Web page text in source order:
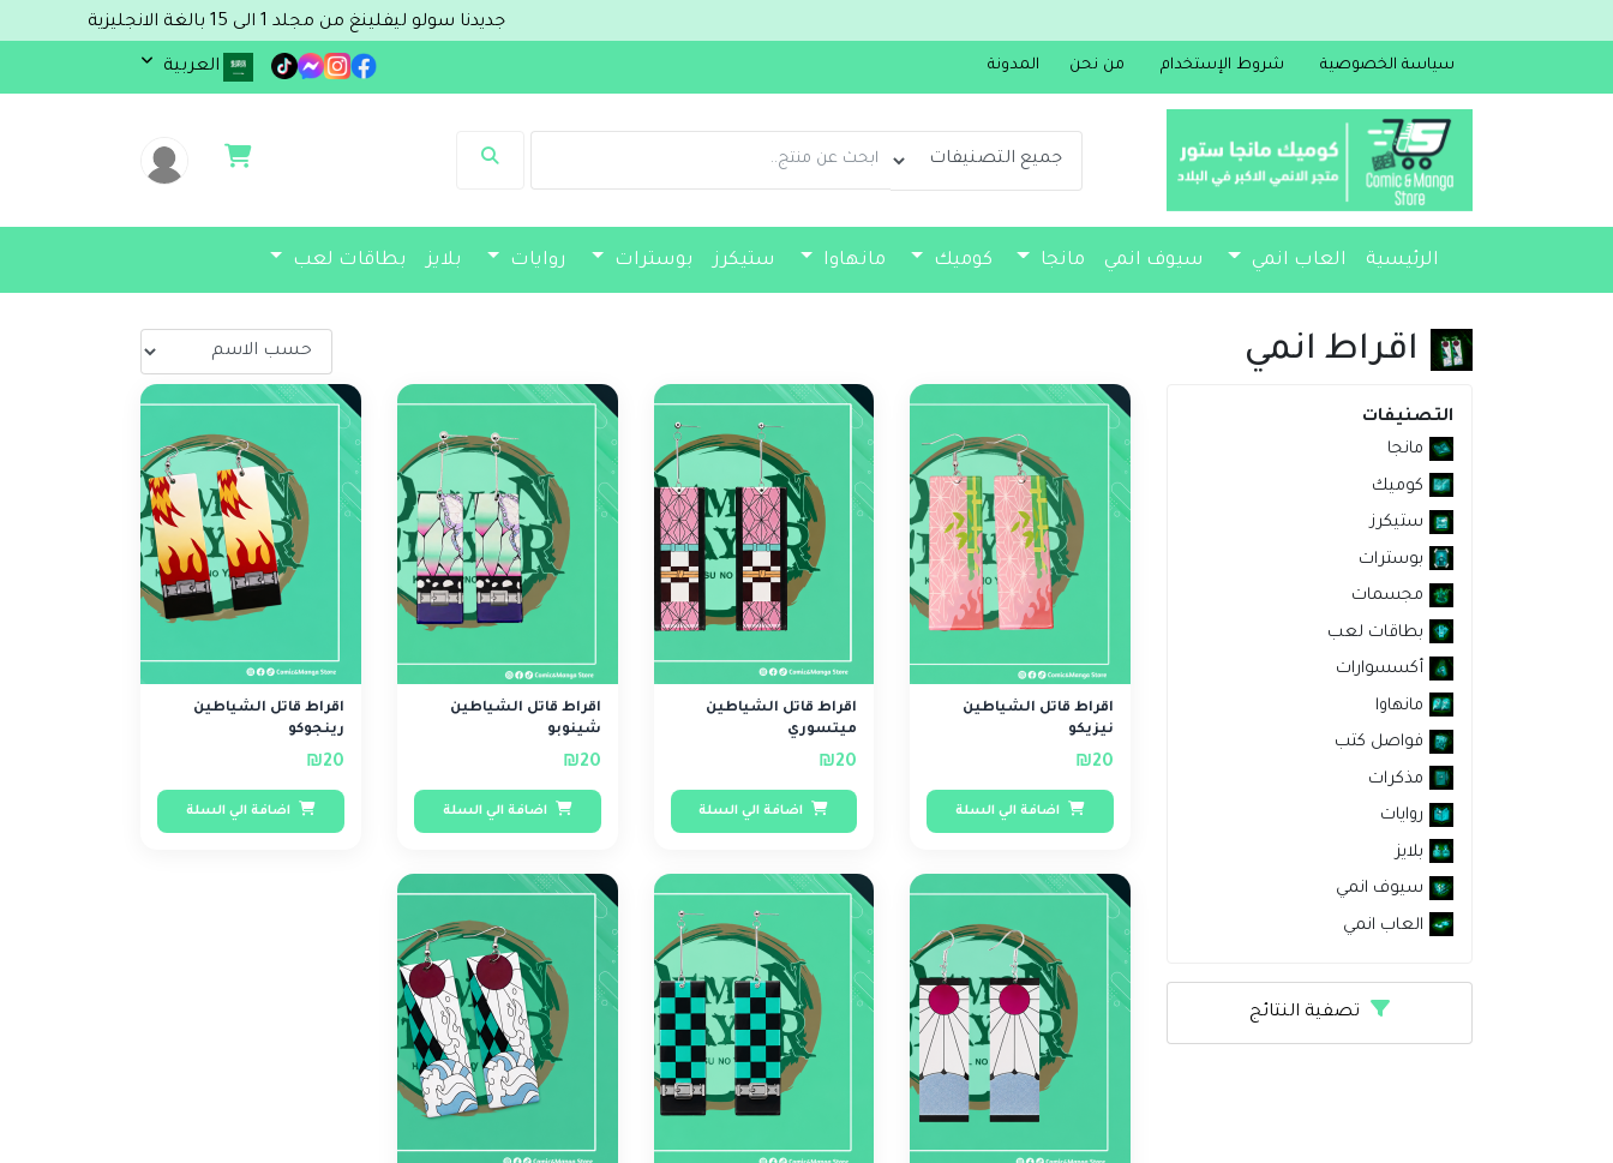
جديدنا سولو ليفلينغ من مجلد 1 الى 15 بالغة الانجليزية
سياسة الخصوصية شروط الإستخدام من نحن المدونة العربية
الرئيسية العاب انمي سيوف انمي مانجا كوميك مانهاوا ستيكرز بوسترات روايات بلايز بطاقات لعب
اقراط انمي
التصنيفات
مانجا
كوميك
ستيكرز
بوسترات
مجسمات
بطاقات لعب
أكسسوارات
مانهاوا
فواصل كتب
مذكرات
روايات
بلايز
سيوف انمي
العاب انمي
تصفية النتائج
اقراط قاتل الشياطين
نيزيكو
₪20
اضافة الي السلة
اقراط قاتل الشياطين
ميتسوري
₪20
اضافة الي السلة
اقراط قاتل الشياطين
شينوبو
₪20
اضافة الي السلة
اقراط قاتل الشياطين
رينجوكو
₪20
اضافة الي السلة